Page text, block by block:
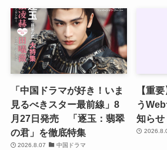
「中国ドラマが好き！いま
見るべきスター最前線」8
月27日発売 「逐玉：翡翠
の君」を徹底特集
2026.8.07 中国ドラマ
【重
う
知らせ